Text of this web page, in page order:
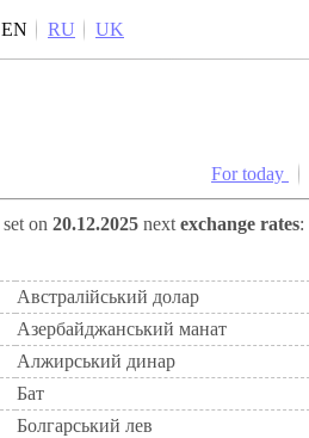
EN RU UK
For today
set on 20.12.2025 next exchange rates:
Австралійський долар
Азербайджанський манат
Алжирський динар
Бат
Болгарський лев